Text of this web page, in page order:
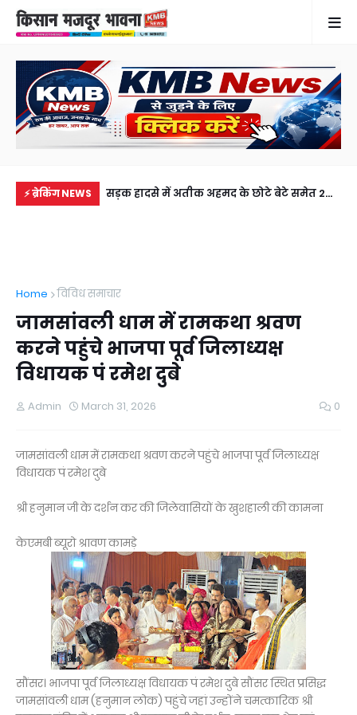
⚡ ब्रेकिंग NEWS
में से नहीं पहुंची एक
सड़क हादसे में अतीक अहमद के छोटे बेटे समेत 2
Home विविध समाचार
जामसांवली धाम में रामकथा श्रवण
करने पहुंचे भाजपा पूर्व जिलाध्यक्ष
विधायक पं रमेश दुबे
Admin March 31, 2026 0
जामसांवली धाम में रामकथा श्रवण करने पहुंचे भाजपा पूर्व जिलाध्यक्ष
विधायक पं रमेश दुबे
श्री हनुमान जी के दर्शन कर की जिलेवासियों के खुशहाली की कामना
केएमबी ब्यूरो श्रावण कामड़े
सौंसर। भाजपा पूर्व जिलाध्यक्ष विधायक पं रमेश दुबे सौंसर स्थित प्रसिद्ध
जामसांवली धाम (हनुमान लोक) पहुंचे जहां उन्होंने चमत्कारिक श्री